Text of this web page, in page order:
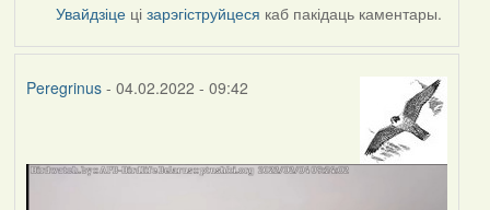
Увайдзіце цізарэгіструйцеся каб пакідаць каментары.
Peregrinus- 04.02.2022 - 09:42